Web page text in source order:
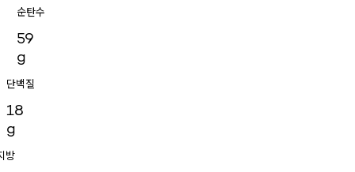
순탄수
59
g
단백질
18
g
방